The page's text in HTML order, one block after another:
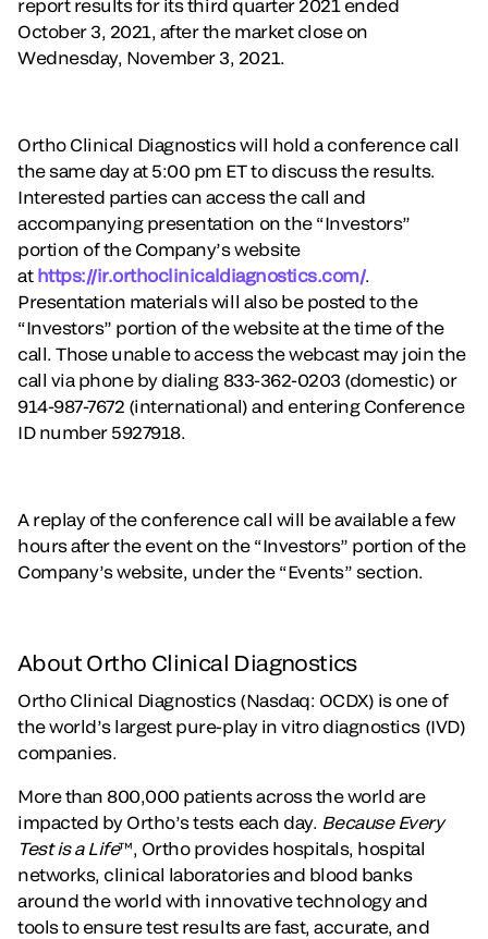
report results for its third quarter 2021 ended
October 3, 2021, after the market close on
Wednesday, November 3, 2021.
Ortho Clinical Diagnostics will hold a conference call
the same day at 5:00 pm ET to discuss the results.
Interested parties can access the call and
accompanying presentation on the “Investors”
portion of the Company’s website
at https://ir.orthoclinicaldiagnostics.com/.
Presentation materials will also be posted to the
“Investors” portion of the website at the time of the
call. Those unable to access the webcast may join the
call via phone by dialing 833-362-0203 (domestic) or
914-987-7672 (international) and entering Conference
ID number 5927918.
A replay of the conference call will be available a few
hours after the event on the “Investors” portion of the
Company’s website, under the “Events” section.
About Ortho Clinical Diagnostics
Ortho Clinical Diagnostics (Nasdaq: OCDX) is one of
the world’s largest pure-play in vitro diagnostics (IVD)
companies.
More than 800,000 patients across the world are
impacted by Ortho’s tests each day. Because Every
Test is a Life™, Ortho provides hospitals, hospital
networks, clinical laboratories and blood banks
around the world with innovative technology and
tools to ensure test results are fast, accurate, and